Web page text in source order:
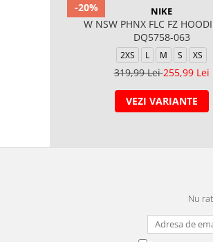
-20% NIKE
W NSW PHNX FLC FZ
DQ5758-063
2XS L M S XS
319,99 Lei255,99 Lei
VEZI VARIANTE
Nu